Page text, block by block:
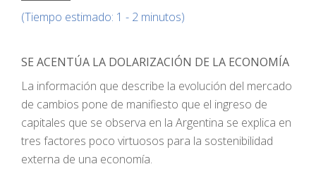
(Tiempo estimado: 1 - 2 minutos)
SE ACENTÚA LA DOLARIZACIÓN DE LA ECONOMÍA
La información que describe la evolución del mercado
de cambios pone de manifiesto que el ingreso de
capitales que se observa en la Argentina se explica en
tres factores poco virtuosos para la sostenibilidad
externa de una economía.